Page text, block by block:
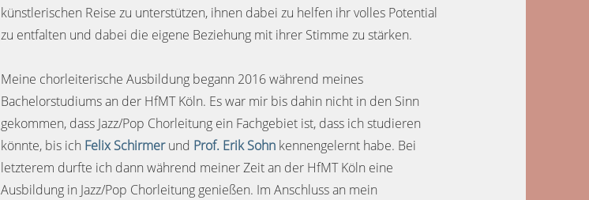
künstlerischen Reise zu unterstützen, ihnen dabei zu helfen ihr volles Potential
zu entfalten und dabei die eigene Beziehung mit ihrer Stimme zu stärken.
Meine chorleiterische Ausbildung begann 2016 während meines
Bachelorstudiums an der HfMT Köln. Es war mir bis dahin nicht in den Sinn
gekommen, dass Jazz/Pop Chorleitung ein Fachgebiet ist, dass ich studieren
könnte, bis ich Felix Schirmerund Prof. Erik Sohn kennengelernt habe. Bei
letzterem durfte ich dann während meiner Zeit an der HfMT Köln eine
Ausbildung in Jazz/Pop Chorleitung genießen. Im Anschluss an mein